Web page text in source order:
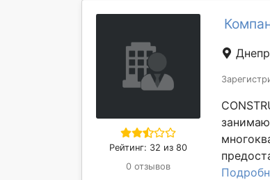
Рейтинг: 32 из 80
0 отзывов
Днепр